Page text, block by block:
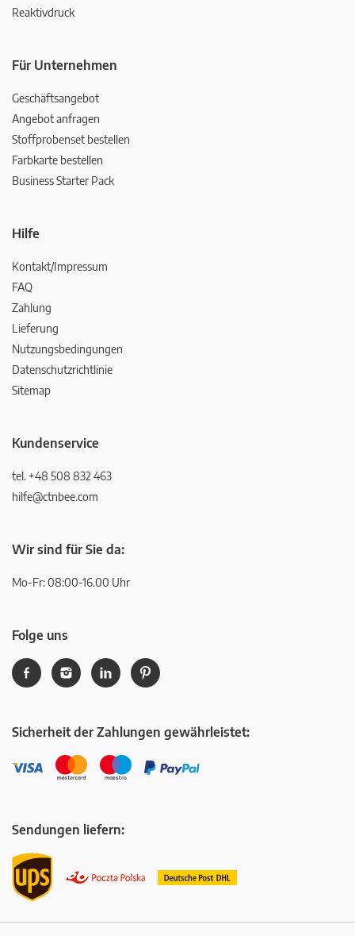
Reaktivdruck
Für Unternehmen
Geschäftsangebot
Angebot anfragen
Stoffprobenset bestellen
Farbkarte bestellen
Business Starter Pack
Hilfe
Kontakt/Impressum
FAQ
Zahlung
Lieferung
Nutzungsbedingungen
Datenschutzrichtlinie
Sitemap
Kundenservice
tel. +48 508 832 463
hilfe@ctnbee.com
Wir sind für Sie da:
Mo-Fr: 08:00-16.00 Uhr
Folge uns
Sicherheit der Zahlungen gewährleistet:
Sendungen liefern: